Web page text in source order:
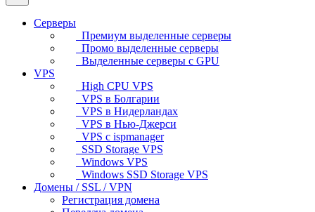
Серверы
Премиум выделенные серверы
Промо выделенные серверы
Выделенные серверы с GPU
VPS
High CPU VPS
VPS в Болгарии
VPS в Нидерландах
VPS в Нью-Джерси
VPS с ispmanager
SSD Storage VPS
Windows VPS
Windows SSD Storage VPS
Домены / SSL / VPN
Регистрация домена